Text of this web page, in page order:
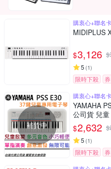
購衷心+聯名
MIDIPLUS
$3,126 $
5 (1)
限時下殺 券
補貨中
購衷心+聯名
YAMAHA
公司貨 兒
$2,632 $
5 (1)
限時下殺
券